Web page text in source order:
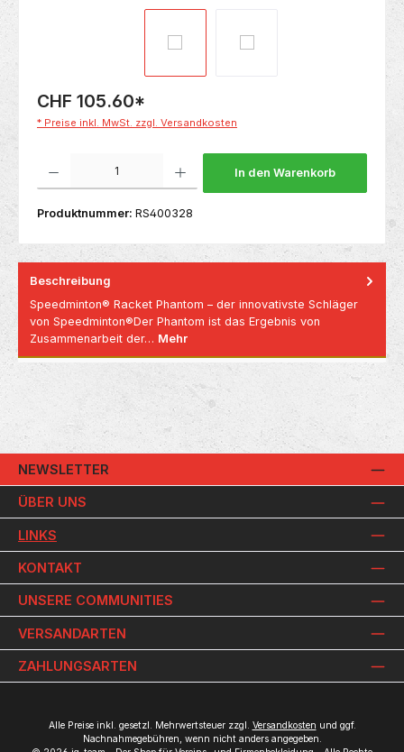
CHF 105.60*
* Preise inkl. MwSt. zzgl. Versandkosten
In den Warenkorb
Produktnummer: RS400328
Beschreibung
Speedminton® Racket Phantom – der innovativste Schläger
von Speedminton®Der Phantom ist das Ergebnis von
Zusammenarbeit der… Mehr
NEWSLETTER
ÜBER UNS
LINKS
KONTAKT
UNSERE COMMUNITIES
VERSANDARTEN
ZAHLUNGSARTEN
Alle Preise inkl. gesetzl. Mehrwertsteuer zzgl. Versandkosten und ggf.
Nachnahmegebühren, wenn nicht anders angegeben.